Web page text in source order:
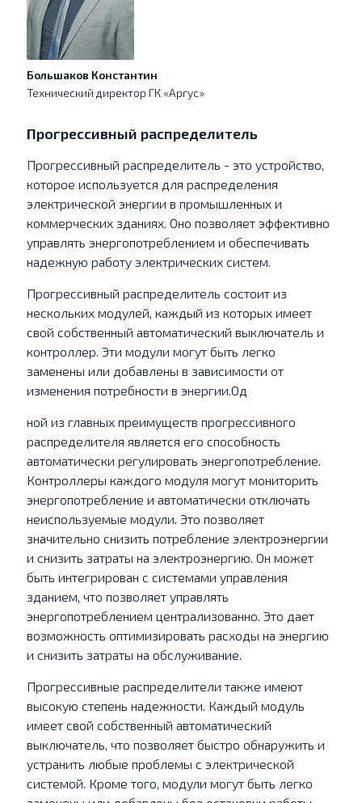
Большаков Константин
Технический директор ГК «Аргус»
Прогрессивный распределитель
Прогрессивный распределитель - это устройство,
которое используется для распределения
электрической энергии в промышленных и
коммерческих зданиях. Оно позволяет эффективно
управлять энергопотреблением и обеспечивать
надежную работу электрических систем.
Прогрессивный распределитель состоит из
нескольких модулей, каждый из которых имеет
свой собственный автоматический выключатель и
контроллер. Эти модули могут быть легко
заменены или добавлены в зависимости от
изменения потребности в энергии.Од
ной из главных преимуществ прогрессивного
распределителя является его способность
автоматически регулировать энергопотребление.
Контроллеры каждого модуля могут мониторить
энергопотребление и автоматически отключать
неиспользуемые модули. Это позволяет
значительно снизить потребление электроэнергии
и снизить затраты на электроэнергию. Он может
быть интегрирован с системами управления
зданием, что позволяет управлять
энергопотреблением централизованно. Это дает
возможность оптимизировать расходы на энергию
и снизить затраты на обслуживание.
Прогрессивные распределители также имеют
высокую степень надежности. Каждый модуль
имеет свой собственный автоматический
выключатель, что позволяет быстро обнаружить и
устранить любые проблемы с электрической
системой. Кроме того, модули могут быть легко